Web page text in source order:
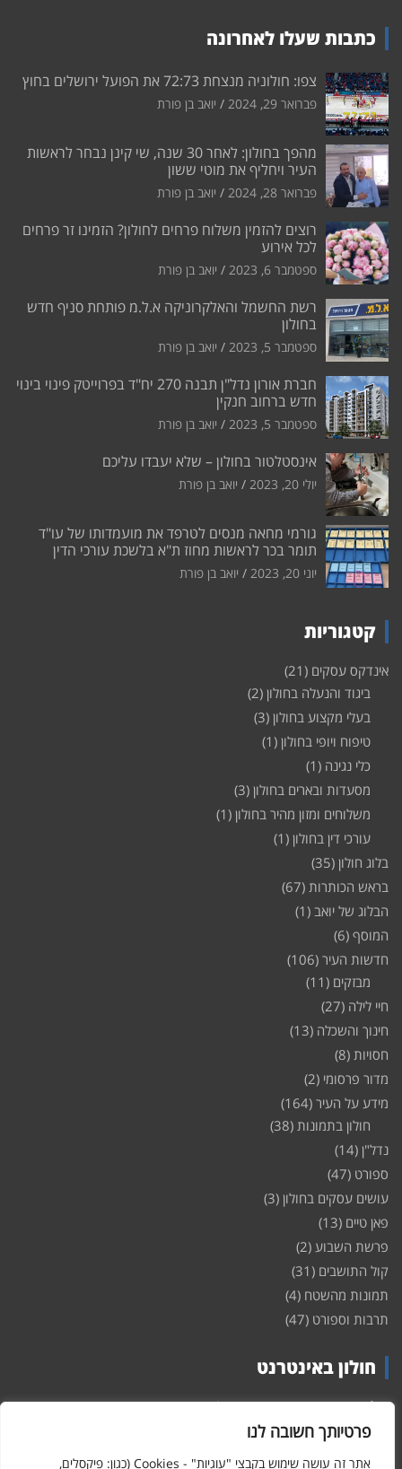
פרטיותך חשובה לנו
אתר זה עושה שימוש בקבצי "עוגיות" - Cookies (כגון: פיקסלים,
כתבות שעלו לאחרונה
צפו: חולוניה מנצחת 72:73 את הפועל ירושלים בחוץ
פברואר 29, 2024 יואב בן פורת
מהפך בחולון: לאחר 30 שנה, שי קינן נבחר לראשות
העיר ויחליף את מוטי ששון
פברואר 28, 2024 יואב בן פורת
רוצים להזמין משלוח פרחים לחולון? הזמינו זר פרחים
לכל אירוע
ספטמבר 6, 2023 יואב בן פורת
רשת החשמל והאלקרוניקה א.ל.מ פותחת סניף חדש
בחולון
ספטמבר 5, 2023 יואב בן פורת
חברת אורון נדל"ן תבנה 270 יח"ד בפרוייטק פינוי בינוי
חדש ברחוב חנקין
ספטמבר 5, 2023 יואב בן פורת
אינסטלטור בחולון – שלא יעבדו עליכם
יולי 20, 2023 יואב בן פורת
גורמי מחאה מנסים לטרפד את מועמדותו של עו"ד
תומר בכר לראשות מחוז ת"א בלשכת עורכי הדין
יוני 20, 2023 יואב בן פורת
קטגוריות
אינדקס עסקים (21)
ביגוד והנעלה בחולון (2)
בעלי מקצוע בחולון (3)
טיפוח ויופי בחולון (1)
כלי נגינה (1)
מסעדות ובארים בחולון (3)
משלוחים ומזון מהיר בחולון (1)
עורכי דין בחולון (1)
בלוג חולון (35)
בראש הכותרות (67)
הבלוג של יואב (1)
המוסף (6)
חדשות העיר (106)
מבזקים (11)
חיי לילה (27)
חינוך והשכלה (13)
חסויות (8)
מדור פרסומי (2)
מידע על העיר (164)
חולון בתמונות (38)
נדל"ן (14)
ספורט (47)
עושים עסקים בחולון (3)
פאן טיים (13)
פרשת השבוע (2)
קול התושבים (31)
תמונות מהשטח (4)
תרבות וספורט (47)
חולון באינטרנט
חולוןבאינטרנט – האתר שמביא לכם עדכונים ומידע מהשטח מהעיר
חולון. במה פתוחה לקול תושבי חולון באינטרנט, מידע על
ופרוייקטים חדשים בעיר, חיי לילה, וכן טורי דעה, עסקים בחולון, ודיונים על
הנעשה בעיר. אתם מוזמנים ומוזמנות להשתתף בדיון ולשלוח לנו כתבות